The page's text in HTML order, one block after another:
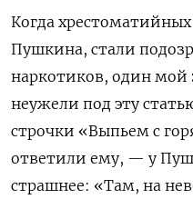
Когда
Пушкина, стали
наркотиков, один
неужели под эту
строчки «Выпьем с
ответили ему, — у
страшнее: «Там, на